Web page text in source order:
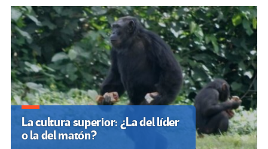
La cultura superior: ¿La del líder
o la del matón?